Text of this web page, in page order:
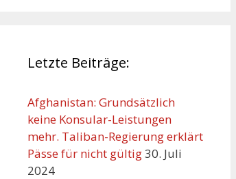
Letzte Beiträge:
Afghanistan: Grundsätzlich
keine Konsular-Leistungen
mehr. Taliban-Regierung erklärt
Pässe für nicht gültig30. Juli
2024